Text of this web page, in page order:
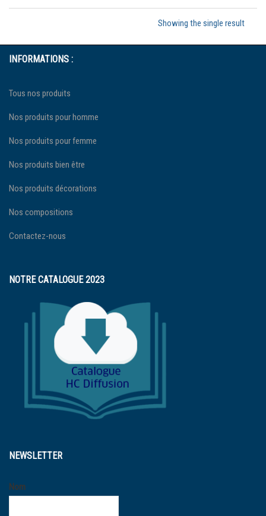
Showing the single result
INFORMATIONS :
Tous nos produits
Nos produits pour homme
Nos produits pour femme
Nos produits bien être
Nos produits décorations
Nos compositions
Contactez-nous
NOTRE CATALOGUE 2023
NEWSLETTER
Nom